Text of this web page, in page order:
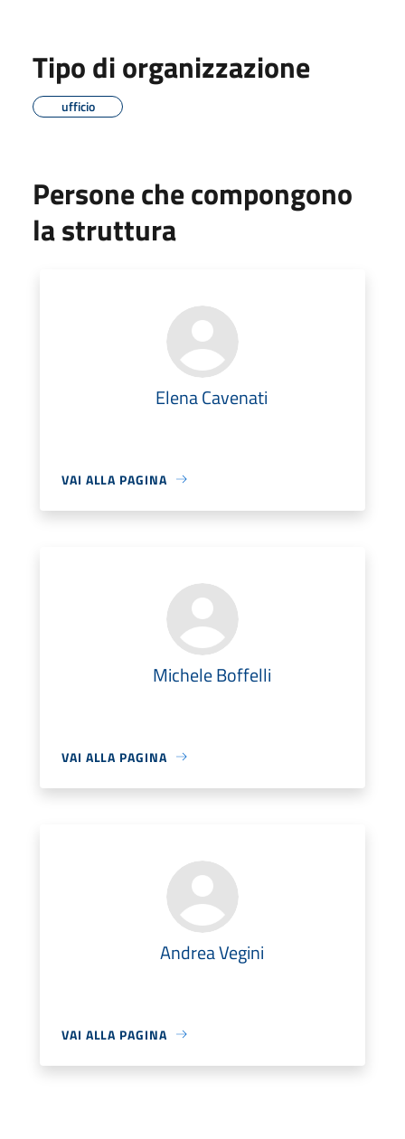
Tipo di organizzazione
ufficio
Persone che compongono
la struttura
Elena Cavenati
VAI ALLA PAGINA
Michele Boffelli
VAI ALLA PAGINA
Andrea Vegini
VAI ALLA PAGINA